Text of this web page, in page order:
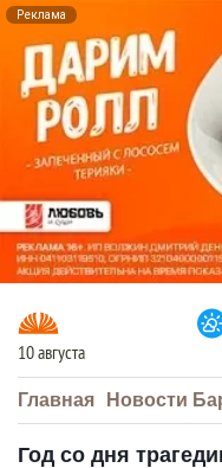
Реклама
10 августа
Главная Новости
Год со дня